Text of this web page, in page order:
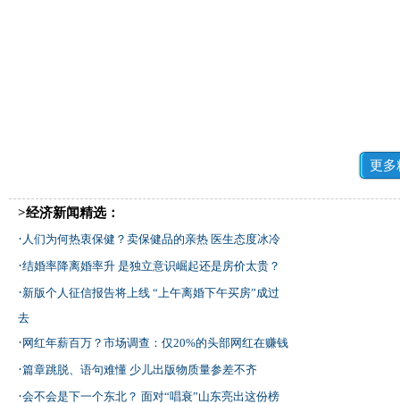
更多
>经济新闻精选：
· 人们为何热衷保健？卖保健品的亲热 医生态度冰冷
·结婚率降离婚率升 是独立意识崛起还是房价太贵？
·新版个人征信报告将上线 “上午离婚下午买房”成过
去
·网红年薪百万？市场调查：仅20%的头部网红在赚钱
·篇章跳脱、语句难懂 少儿出版物质量参差不齐
·会不会是下一个东北？ 面对“唱衰”山东亮出这份榜